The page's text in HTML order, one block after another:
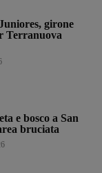
girone
Terranuova
e bosco a San
bruciata